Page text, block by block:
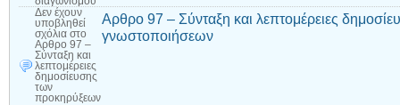
Δεν έχουν
υποβληθεί
σχόλια στο
Αρθρο 97 –
Σύνταξη και
λεπτομέρειες
δημοσίευσης
των
προκηρύξεων
Αρθρο 97 – Σύνταξη και λεπτομέρειες
γνωστοποιήσεων